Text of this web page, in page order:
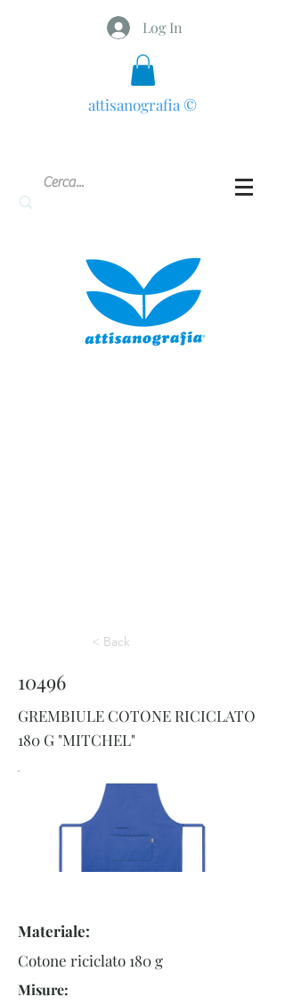
Log In
attisanografia ©
< Back
10496
GREMBIULE COTONE RICICLATO
180 G "MITCHEL"
Materiale:
Cotone riciclato 180 g
Misure: